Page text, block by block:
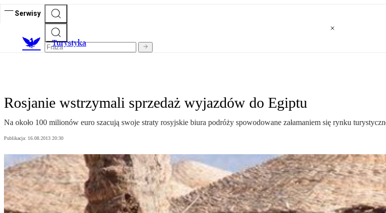
Serwisy
Turystyka
Rosjanie wstrzymali sprzedaż wyjazdów do Egiptu
Na około 100 milionów euro szacują swoje straty rosyjskie biura podróży spowodowane załamaniem się rynku
Publikacja: 16.08.2013 20:30